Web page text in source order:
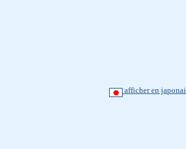
afficher en